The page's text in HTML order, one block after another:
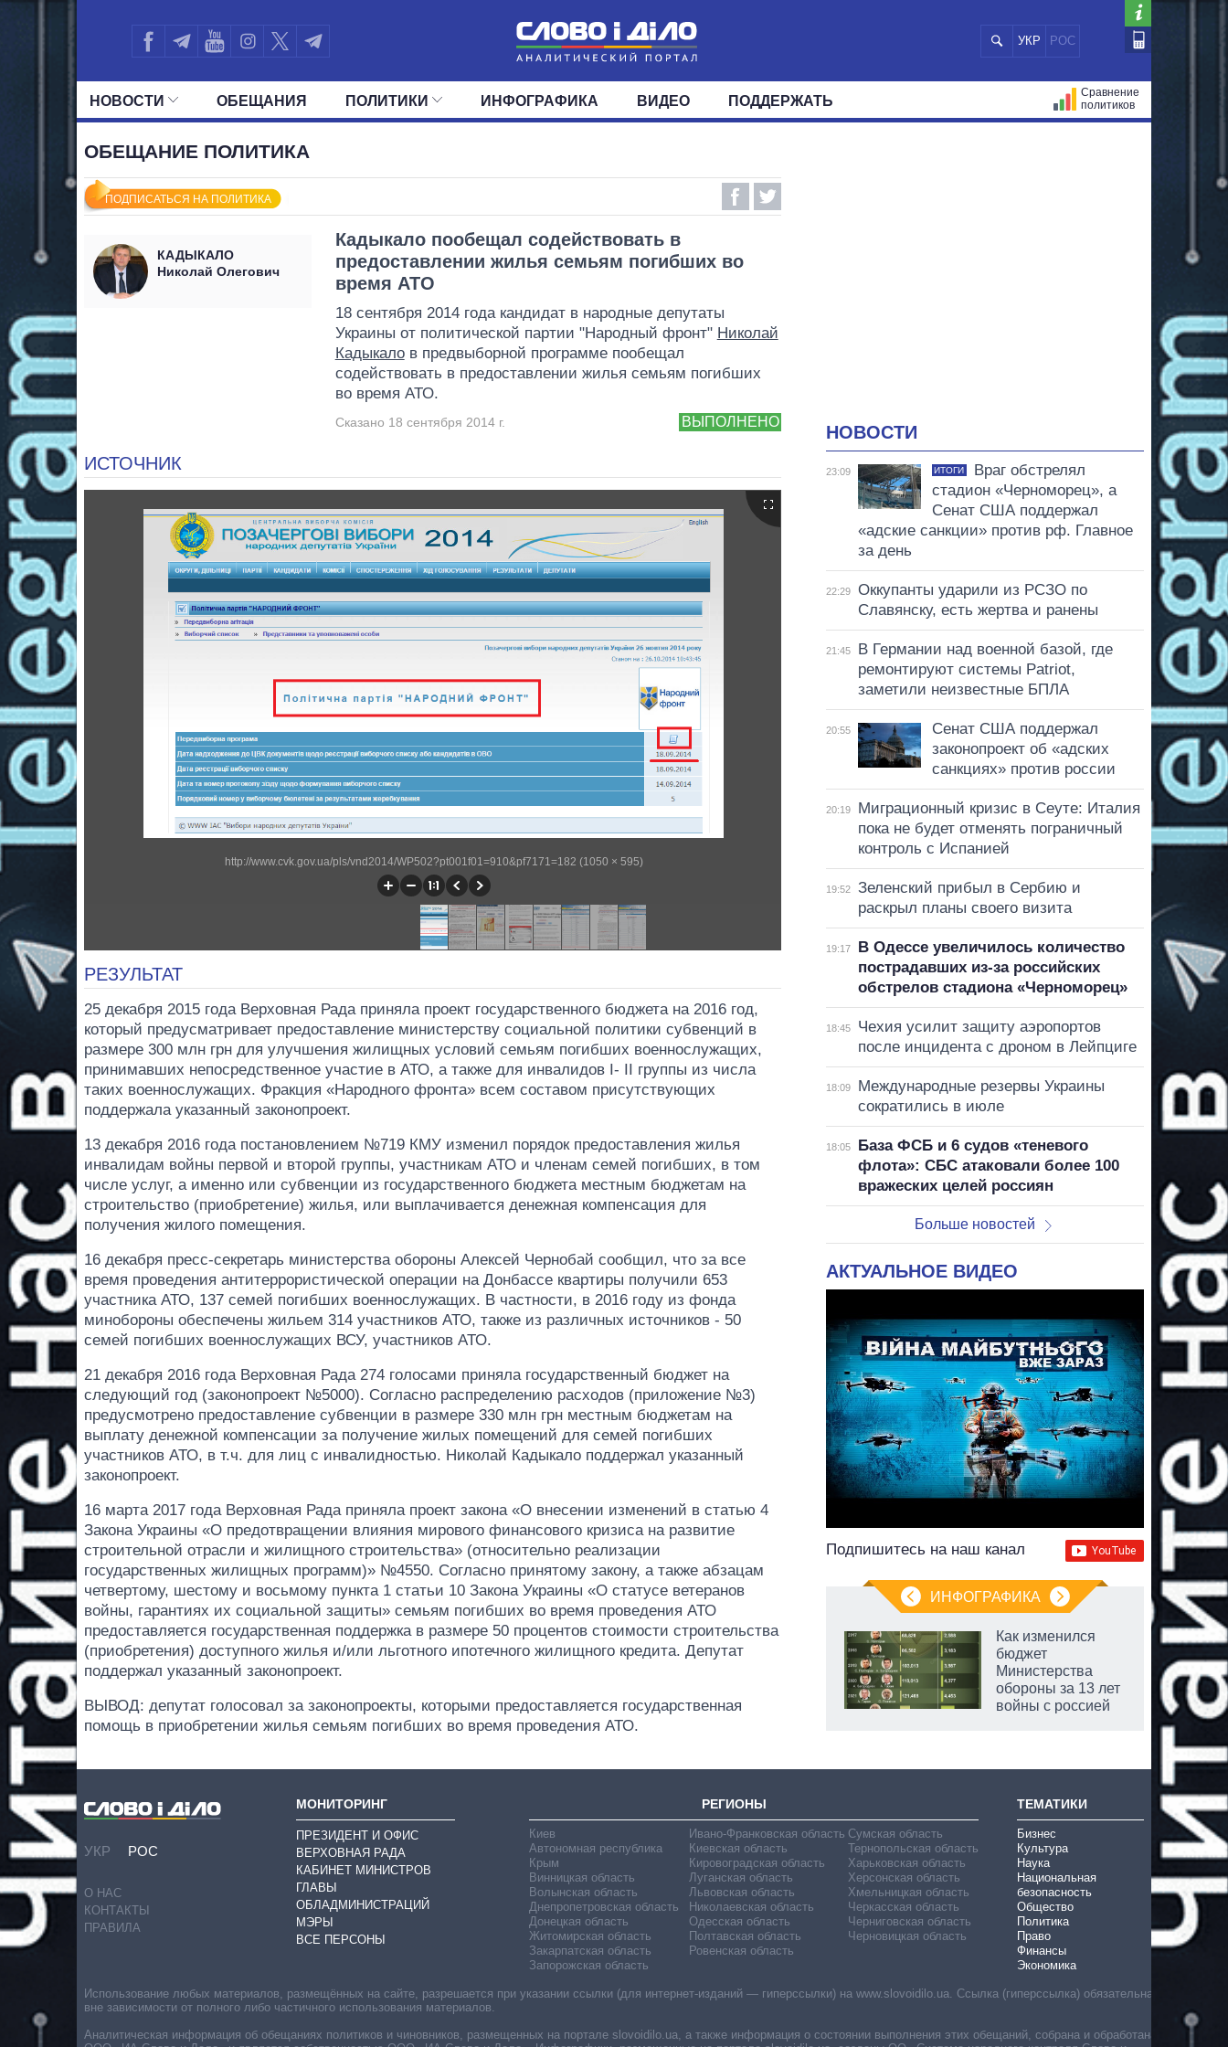
УКР РОС
НОВОСТИ
МИР
ОБЕЩАНИЯ ПОЛИТИКИ
ОКРУГА
ИНФОГРАФИКА ВИДЕО ПОДДЕРЖАТЬ
Сравнение
политиков
ОБЕЩАНИЕ ПОЛИТИКА
ПОДПИСАТЬСЯ НА ПОЛИТИКА
КАДЫКАЛО
Николай Олегович
Кадыкало пообещал содействовать в
предоставлении жилья семьям погибших во
время АТО
18 сентября 2014 года кандидат в народные депутаты
Украины от политической партии "Народный фронт" Николай
Кадыкалов предвыборной программе пообещал
содействовать в предоставлении жилья семьям погибших
во время АТО.
ВЫПОЛНЕНО
Сказано 18 сентября 2014 г.
ИСТОЧНИК
http://www.cvk.gov.ua/pls/vnd2014/WP502?pt001f01=910&pf7171=182 (1050 × 595)
РЕЗУЛЬТАТ
25 декабря 2015 года Верховная Рада приняла проект государственного бюджета на 2016 год,
который предусматривает предоставление министерству социальной политики субвенций в
размере 300 млн грн для улучшения жилищных условий семьям погибших военнослужащих,
принимавших непосредственное участие в АТО, а также для инвалидов I- II группы из числа
таких военнослужащих. Фракция «Народного фронта» всем составом присутствующих
поддержала указанный законопроект.
13 декабря 2016 года постановлением №719 КМУ изменил порядок предоставления жилья
инвалидам войны первой и второй группы, участникам АТО и членам семей погибших, в том
числе услуг, а именно или субвенции из государственного бюджета местным бюджетам на
строительство (приобретение) жилья, или выплачивается денежная компенсация для
получения жилого помещения.
16 декабря пресс-секретарь министерства обороны Алексей Чернобай сообщил, что за все
время проведения антитеррористической операции на Донбассе квартиры получили 653
участника АТО, 137 семей погибших военнослужащих. В частности, в 2016 году из фонда
минобороны обеспечены жильем 314 участников АТО, также из различных источников - 50
семей погибших военнослужащих ВСУ, участников АТО.
21 декабря 2016 года Верховная Рада 274 голосами приняла государственный бюджет на
следующий год (законопроект №5000). Согласно распределению расходов (приложение №3)
предусмотрено предоставление субвенции в размере 330 млн грн местным бюджетам на
выплату денежной компенсации за получение жилых помещений для семей погибших
участников АТО, в т.ч. для лиц с инвалидностью. Николай Кадыкало поддержал указанный
законопроект.
16 марта 2017 года Верховная Рада приняла проект закона «О внесении изменений в статью 4
Закона Украины «О предотвращении влияния мирового финансового кризиса на развитие
строительной отрасли и жилищного строительства» (относительно реализации
государственных жилищных программ)» №4550. Согласно принятому закону, а также абзацам
четвертому, шестому и восьмому пункта 1 статьи 10 Закона Украины «О статусе ветеранов
войны, гарантиях их социальной защиты» семьям погибших во время проведения АТО
предоставляется государственная поддержка в размере 50 процентов стоимости строительства
(приобретения) доступного жилья и/или льготного ипотечного жилищного кредита. Депутат
поддержал указанный законопроект.
ВЫВОД: депутат голосовал за законопроекты, которыми предоставляется государственная
помощь в приобретении жилья семьям погибших во время проведения АТО.
НОВОСТИ
23:09 ИТОГИ
Враг обстрелял
стадион «Черноморец», а
Сенат США поддержал
«адские санкции» против рф. Главное
за день
22:29
Оккупанты ударили из РСЗО по
Славянску, есть жертва и ранены
21:45
В Германии над военной базой, где
ремонтируют системы Patriot,
заметили неизвестные БПЛА
20:55
Сенат США поддержал
законопроект об «адских
санкциях» против россии
20:19
Миграционный кризис в Сеуте: Италия
пока не будет отменять пограничный
контроль с Испанией
19:52
Зеленский прибыл в Сербию и
раскрыл планы своего визита
19:17
В Одессе увеличилось количество
пострадавших из-за российских
обстрелов стадиона «Черноморец»
18:45
Чехия усилит защиту аэропортов
после инцидента с дроном в Лейпциге
18:09
Международные резервы Украины
сократились в июле
18:05
База ФСБ и 6 судов «теневого
флота»: СБС атаковали более 100
вражеских целей россиян
Больше новостей
АКТУАЛЬНОЕ ВИДЕО
Подпишитесь на наш канал
ИНФОГРАФИКА
От 1 месяца – до 5
лет: кто и как долго
руководителя СВР
Как изменился
бюджет
Министерства
обороны за 13 лет
войны с россией
УКР РОС
О НАС
КОНТАКТЫ
ПРАВИЛА
МОНИТОРИНГ
ПРЕЗИДЕНТ И ОФИС
ВЕРХОВНАЯ РАДА
КАБИНЕТ МИНИСТРОВ
ГЛАВЫ
ОБЛАДМИНИСТРАЦИЙ
МЭРЫ
ВСЕ ПЕРСОНЫ
РЕГИОНЫ
Киев
Автономная республика
Крым
Винницкая область
Волынская область
Днепропетровская область
Донецкая область
Житомирская область
Закарпатская область
Запорожская область
Ивано-Франковская область
Киевская область
Кировоградская область
Луганская область
Львовская область
Николаевская область
Одесская область
Полтавская область
Ровенская область
Сумская область
Тернопольская область
Харьковская область
Херсонская область
Хмельницкая область
Черкасская область
Черниговская область
Черновицкая область
ТЕМАТИКИ
Бизнес
Культура
Наука
Национальная
безопасность
Общество
Политика
Право
Финансы
Экономика
Использование любых материалов, размещённых на сайте, разрешается при указании ссылки (для интернет-изданий — гиперссылки) на www.slovoidilo.ua. Ссылка (гиперссылка) обязательна
вне зависимости от полного либо частичного использования материалов.
Аналитическая информация об обещаниях политиков и чиновников, размещенных на портале slovoidilo.ua, а также информация о состоянии выполнения этих обещаний, собрана и обработана